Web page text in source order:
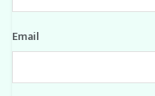
Email